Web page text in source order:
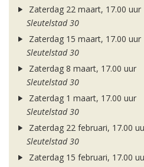
Zaterdag 22 maart, 17.00 uur
Sleutelstad 30
Zaterdag 15 maart, 17.00 uur
Sleutelstad 30
Zaterdag 8 maart, 17.00 uur
Sleutelstad 30
Zaterdag 1 maart, 17.00 uur
Sleutelstad 30
Zaterdag 22 februari, 17.00
Sleutelstad 30
Zaterdag 15 februari, 17.00